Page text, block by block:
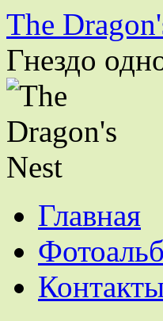
The
Гнездо
Перейти
содержимому
Главная